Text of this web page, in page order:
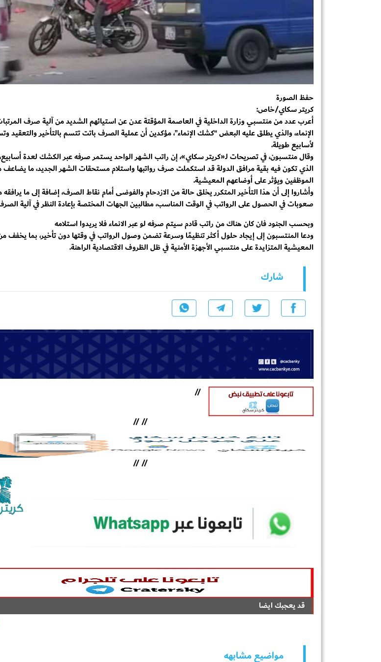
حفظ الصورة
كريتر سكاي/خاص:
أعرب عدد من منتسبي وزارة الداخلية في العاصمة المؤقتة عدن عن استيائهم الشديد من آلية صرف
الإنماء، والذي يطلق عليه البعض “كشك الإنماء”، مؤكدين أن عملية الصرف باتت تتسم بالتأخير والتعقيد
لأسابيع طويلة.
وقال منتسبون، في تصريحات لـ«كريتر سكاي»، إن راتب الشهر الواحد يستمر صرفه عبر الكشك لعدة
الذي تكون فيه بقية مرافق الدولة قد استكملت صرف رواتبها واستلام مستحقات الشهر الجديد، ما يضاعف
الموظفين ويؤثر على أوضاعهم المعيشية.
وأشاروا إلى أن هذا التأخير المتكرر يخلق حالة من الازدحام والفوضى أمام نقاط الصرف، إضافة إلى ما
صعوبات في الحصول على الرواتب في الوقت المناسب، مطالبين الجهات المختصة بإعادة النظر في آلية
وبحسب الجنود فان كان هناك من راتب قادم سيتم صرفه لو عبر الانماء فلا يريدوا استلامه
ودعا المنتسبون إلى إيجاد حلول أكثر تنظيمًا وسرعة تضمن وصول الرواتب في وقتها دون تأخير، بما يخفف من
المعيشية المتزايدة على منتسبي الأجهزة الأمنية في ظل الظروف الاقتصادية الراهنة.
شارك
//
//
//
//
//
قد يعجبك ايضا
مواضيع مشابهه